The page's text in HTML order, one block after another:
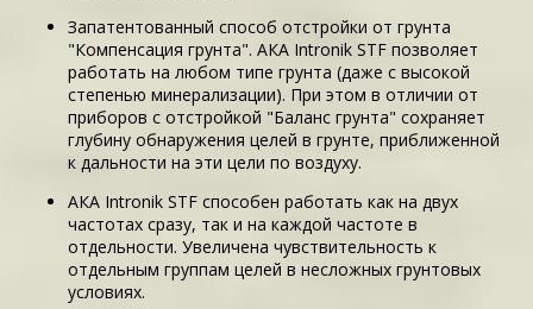
Запатентованный способ отстройки от грунта
"Компенсация грунта". АКА Intronik STF позволяет
работать на любом типе грунта (даже с высокой
степенью минерализации). При этом в отличии от
приборов с отстройкой "Баланс грунта" сохраняет
глубину обнаружения целей в грунте, приближенной
к дальности на эти цели по воздуху.
АКА Intronik STF способен работать как на двух
частотах сразу, так и на каждой частоте в
отдельности. Увеличена чувствительность к
отдельным группам целей в несложных грунтовых
условиях.